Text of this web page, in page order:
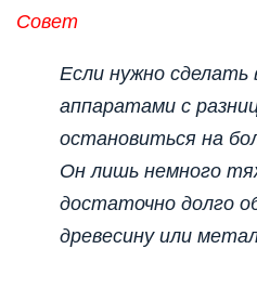
Совет
Если нужно сделать
аппаратами с
остановиться на
Он лишь немного
достаточно долго
древесину или